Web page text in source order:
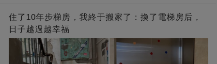
住了10年步梯房，我終于搬家了：換了電梯房后，
日子越過越幸福